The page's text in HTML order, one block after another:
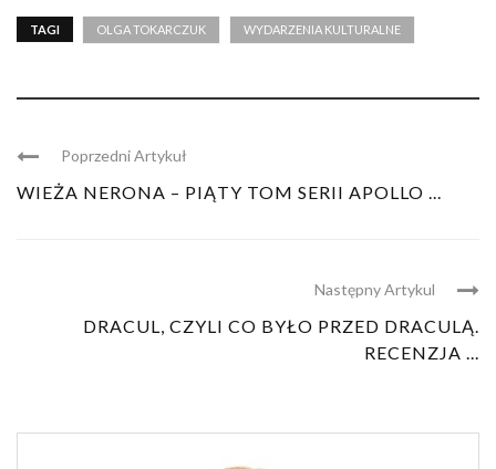
TAGI OLGA TOKARCZUK WYDARZENIA KULTURALNE
Poprzedni Artykuł
WIEŻA NERONA – PIĄTY TOM SERII APOLLO ...
Następny Artykul
DRACUL, CZYLI CO BYŁO PRZED DRACULĄ.
RECENZJA ...